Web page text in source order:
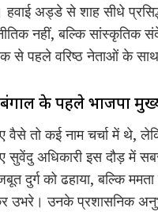
अड्डे से शाह सीधे
नहीं, बल्कि सांस्कृतिक
से पहले वरिष्ठ नेताओं के साथ
के पहले भाजपा
तो कई नाम चर्चा में थे,
सुवेंदु अधिकारी इस दौड़ में
दुर्ग को ढहाया, बल्कि
उभरे। उनके प्रशासनिक